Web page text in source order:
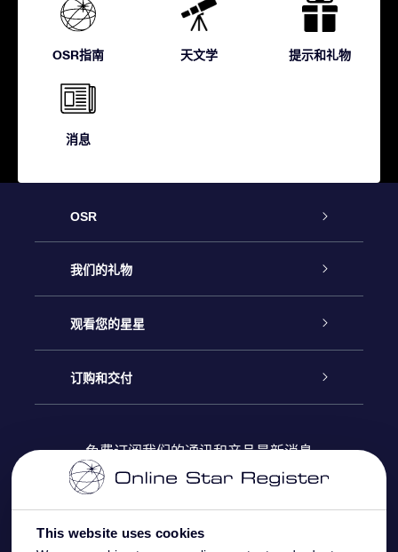
This website uses cookies
OSR指南 天文学 提示和礼物
消息
OSR
客户服务
联系我们
博客
评论
我们的礼物
Online Star礼物
OSR 礼物包
OSR 礼物卡
公司礼品
观看您的星星
Online Star Register
个性化的Star Page
One Million Stars
订购和交付
付款信息
配送信息
免费订阅我们的通讯和产品最新消息